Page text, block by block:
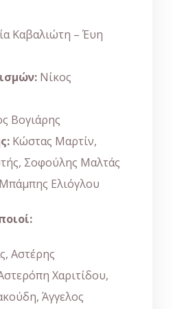
Καβαλιώτη – Έυη
Νίκος
Βογιάρης
Κώστας Μαρτίν,
Σοφούλης Μαλτάς
Μπάμπης Ελιόγλου
Αστέρης
Χαριτίδου,
Άγγελος